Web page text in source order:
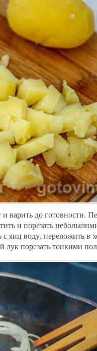
варить до готовности.
и порезать
яиц воду, переложить в
лук порезать тонкими